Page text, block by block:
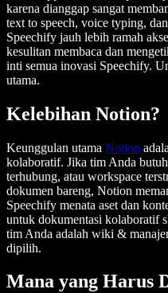
karena dianggap sangat
text to speech, voice typing,
Speechify jauh lebih ramah
kesulitan membaca dan
inti semua inovasi Speechify.
utama.
Kelebihan Notion?
Keunggulan utama Notion
kolaboratif. Jika tim Anda
terhubung, atau workspace
dokumen bareng, Notion
Speechify menata aset dan
untuk dokumentasi kolaboratif
tim Anda adalah wiki &
dipilih.
Mana yang Harus